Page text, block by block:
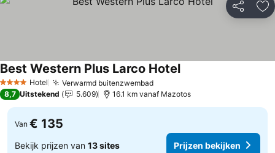
Delen
4 SterrenHotel Verwarmd buitenzwembadPrijzen bekijken
Best Western Plus Larco HotelPrijzen bekijken
8,7 Uitstekend 5.609 16.1 km vanaf Mazotos
Van € 135
Bekijk prijzen van 13 sites Prijzen bekijken